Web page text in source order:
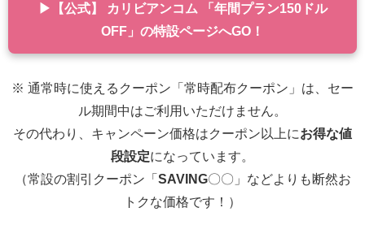
▶【公式】 カリビアンコム 「年間プラン150ドル
OFF」の特設ページへGO！
※ 通常時に使えるクーポン「常時配布クーポン」は、セー
ル期間中はご利用いただけません。
その代わり、キャンペーン価格はクーポン以上にお得な値
段設定になっています。
（常設の割引クーポン「 SAVING〇〇」などよりも断然お
トクな価格です！）